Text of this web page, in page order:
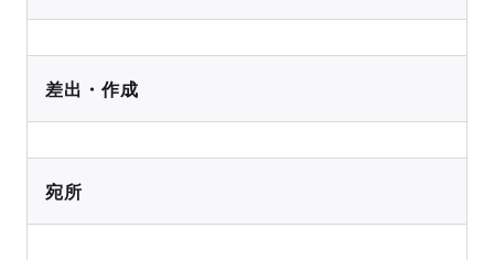
差出・作成
宛所